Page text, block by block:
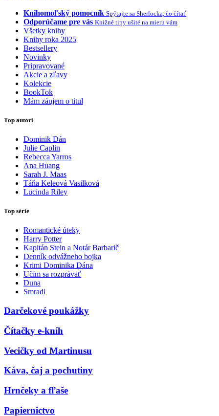
Knihomoľský pomocník Spýtajte sa Sherlocka, čo čítať
Odporúčame pre vás Knižné tipy ušité na mieru vám
Všetky knihy
Knihy roka 2025
Bestsellery
Novinky
Pripravované
Akcie a zľavy
Kolekcie
BookTok
Mám záujem o titul
Top autori
Dominik Dán
Julie Caplin
Rebecca Yarros
Ana Huang
Sarah J. Maas
Táňa Keleová Vasilková
Lucinda Riley
Top série
Romantické úteky
Harry Potter
Kapitán Stein a Notár Barbarič
Denník odvážneho bojka
Krimi Dominika Dána
Učím sa rozprávať
Duna
Smradi
Darčekové poukážky
Čítačky e-kníh
Vecičky od Martinusu
Káva, čaj a pochutiny
Hrnčeky a fľaše
Papiernictvo